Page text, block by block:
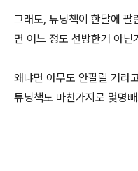
그래도, 튜닝책이 한달에
면 어느 정도 선방한거 아
왜냐면 아무도 안팔릴 거라
튜닝책도 마찬가지로 몇명